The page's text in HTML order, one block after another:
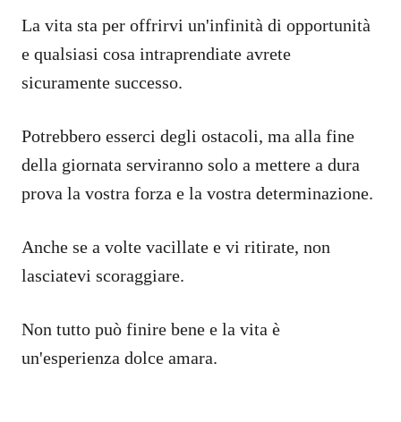
La vita sta per offrirvi un'infinità di opportunità
e qualsiasi cosa intraprendiate avrete
sicuramente successo.
Potrebbero esserci degli ostacoli, ma alla fine
della giornata serviranno solo a mettere a dura
prova la vostra forza e la vostra determinazione.
Anche se a volte vacillate e vi ritirate, non
lasciatevi scoraggiare.
Non tutto può finire bene e la vita è
un'esperienza dolce amara.